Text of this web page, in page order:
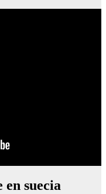
en suecia